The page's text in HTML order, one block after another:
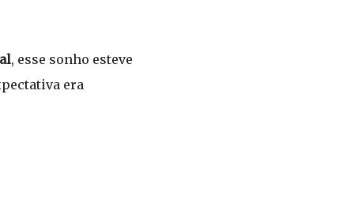
, esse sonho esteve
era